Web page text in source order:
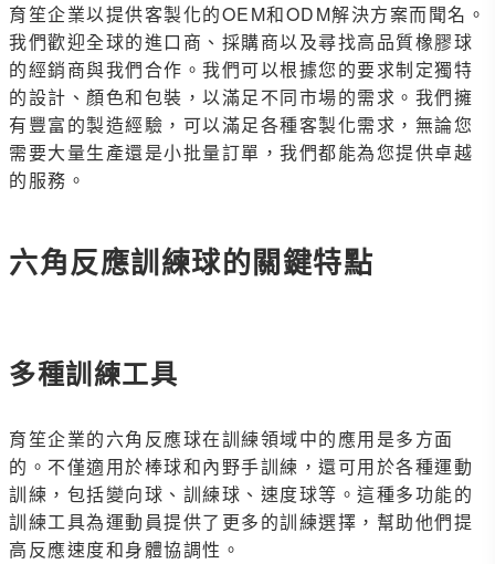
育笙企業以提供客製化的OEM和ODM解決方案而聞名。
我們歡迎全球的進口商、採購商以及尋找高品質橡膠球
的經銷商與我們合作。我們可以根據您的要求制定獨特
的設計、顏色和包裝，以滿足不同市場的需求。我們擁
有豐富的製造經驗，可以滿足各種客製化需求，無論您
需要大量生產還是小批量訂單，我們都能為您提供卓越
的服務。
六角反應訓練球的關鍵特點
多種訓練工具
育笙企業的六角反應球在訓練領域中的應用是多方面
的。不僅適用於棒球和內野手訓練，還可用於各種運動
訓練，包括變向球、訓練球、速度球等。這種多功能的
訓練工具為運動員提供了更多的訓練選擇，幫助他們提
高反應速度和身體協調性。